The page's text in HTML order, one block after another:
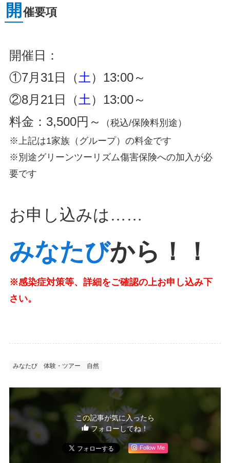
開 催要項
開催日：
①7月31日（ 土 ）13:00～
②8月21日（ 土 ）13:00～
料金：3,500円～
（税込/保険料別途）
※上記は1家族（グループ）の料金です
※別途グリーンツーリズム傷害保険への加入が必
要です
お申し込みは……
みなたびから！！
※感染症対策等、詳細をご確認の上お申し込み下
さい。
みなたび 体験・ツアー 自然
この記事が気に入ったら
フォローしてね！
Follow Me